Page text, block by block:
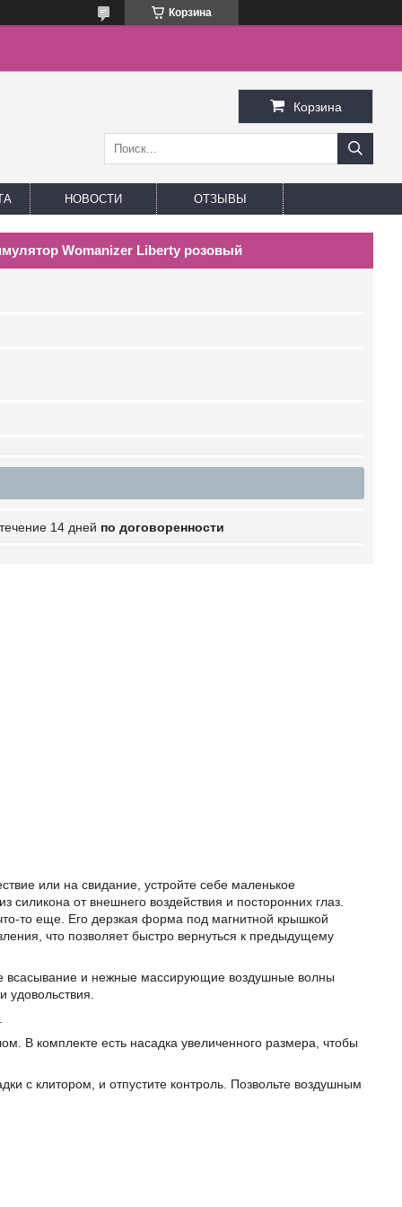
Корзина
Корзина
НОВОСТИ ОТЗЫВЫ
Womanizer Liberty розовый
14 дней по договоренности
или на свидание, устройте себе маленькое
от внешнего воздействия и посторонних глаз.
то еще. Его дерзкая форма под магнитной крышкой
что позволяет быстро вернуться к предыдущему
всасывание и нежные массирующие воздушные волны
удовольствия.
В комплекте есть насадка увеличенного размера, чтобы
с клитором, и отпустите контроль. Позвольте воздушным